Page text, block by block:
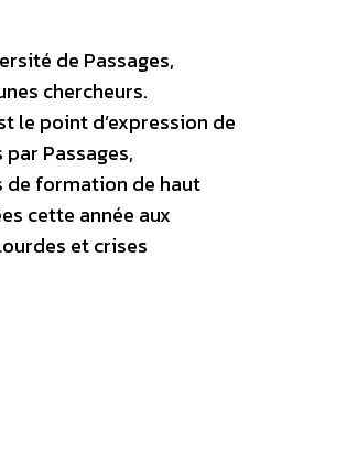
de Passages,
chercheurs.
le point d’expression de
Passages,
de formation de haut
cette année aux
et crises